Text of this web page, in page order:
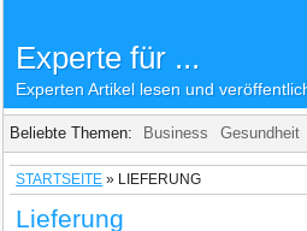
Experte für ...
Experten Artikel lesen und
Beliebte Themen: Business Gesundheit
STARTSEITE » LIEFERUNG
Lieferung